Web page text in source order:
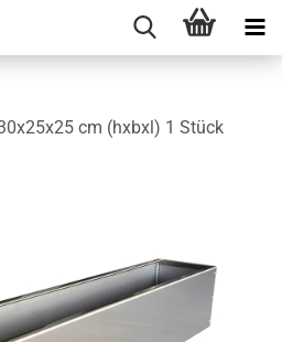
cm (hxbxl) 1 Stück